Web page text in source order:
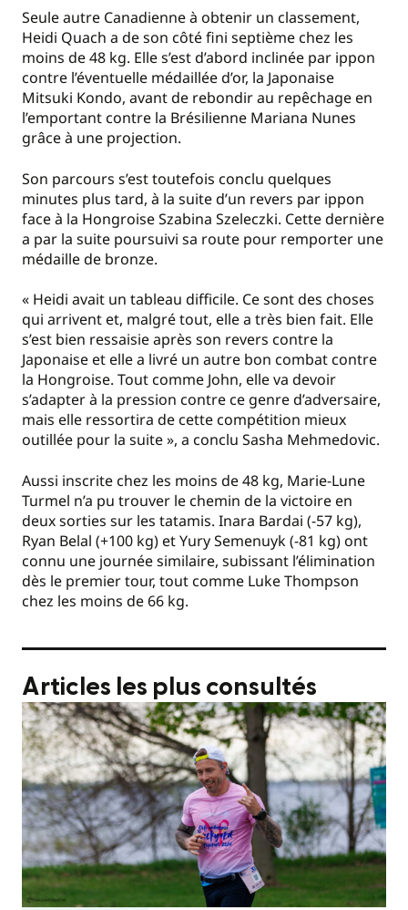
Seule autre Canadienne à obtenir un classement,
Heidi Quach a de son côté fini septième chez les
moins de 48 kg. Elle s’est d’abord inclinée par ippon
contre l’éventuelle médaillée d’or, la Japonaise
Mitsuki Kondo, avant de rebondir au repêchage en
l’emportant contre la Brésilienne Mariana Nunes
grâce à une projection.
Son parcours s’est toutefois conclu quelques
minutes plus tard, à la suite d’un revers par ippon
face à la Hongroise Szabina Szeleczki. Cette dernière
a par la suite poursuivi sa route pour remporter une
médaille de bronze.
« Heidi avait un tableau difficile. Ce sont des choses
qui arrivent et, malgré tout, elle a très bien fait. Elle
s’est bien ressaisie après son revers contre la
Japonaise et elle a livré un autre bon combat contre
la Hongroise. Tout comme John, elle va devoir
s’adapter à la pression contre ce genre d’adversaire,
mais elle ressortira de cette compétition mieux
outillée pour la suite », a conclu Sasha Mehmedovic.
Aussi inscrite chez les moins de 48 kg, Marie-Lune
Turmel n’a pu trouver le chemin de la victoire en
deux sorties sur les tatamis. Inara Bardai (-57 kg),
Ryan Belal (+100 kg) et Yury Semenuyk (-81 kg) ont
connu une journée similaire, subissant l’élimination
dès le premier tour, tout comme Luke Thompson
chez les moins de 66 kg.
Articles les plus consultés